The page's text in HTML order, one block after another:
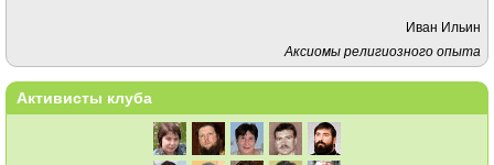
Иван Ильин
Аксиомы религиозного опыта
Активисты клуба